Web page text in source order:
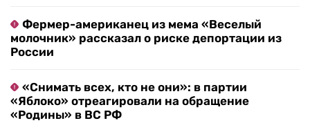
Фермер-американец из мема «Веселый
молочник» рассказал о риске депортации из
России
«Снимать всех, кто не они»: в партии
«Яблоко» отреагировали на обращение
«Родины» в ВС РФ